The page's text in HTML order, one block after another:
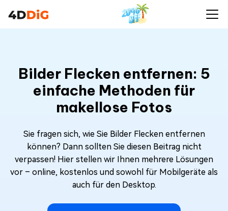
Bilder Flecken entfernen: 5
einfache Methoden für
makellose Fotos
Sie fragen sich, wie Sie Bilder Flecken entfernen
können? Dann sollten Sie diesen Beitrag nicht
verpassen! Hier stellen wir Ihnen mehrere Lösungen
vor – online, kostenlos und sowohl für Mobilgeräte als
auch für den Desktop.